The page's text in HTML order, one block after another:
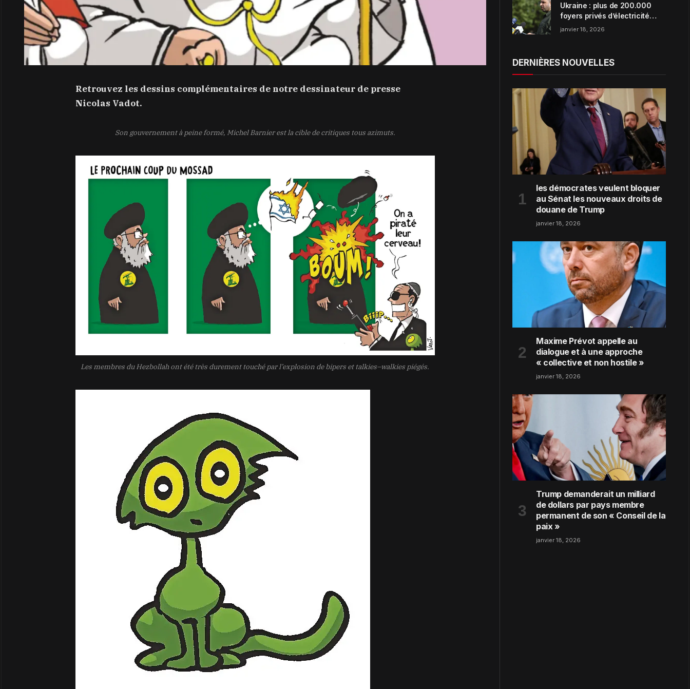
Retrouvez les dessins complémentaires de notre dessinateur de presse
Nicolas Vadot.
Son gouvernement à peine formé, Michel Barnier est la cible de critiques tous azimuts.
Les membres du Hezbollah ont été très durement touché par l’explosion de bipers et talkies–walkies piégés.
Ukraine : plus de 200.000
foyers privés d’électricité
dans la région de Zaporijjia
janvier 18, 2026
DERNIÈRES NOUVELLES
les démocrates veulent bloquer
au Sénat les nouveaux droits de
douane de Trump
janvier 18, 2026
Maxime Prévot appelle au
dialogue et à une approche
« collective et non hostile »
janvier 18, 2026
Trump demanderait un milliard
de dollars par pays membre
permanent de son « Conseil de la
paix »
janvier 18, 2026